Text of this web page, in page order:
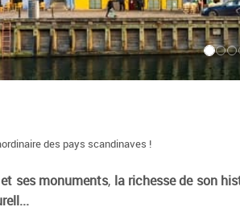
des pays scandinaves !
et ses monuments, la richesse de son
...